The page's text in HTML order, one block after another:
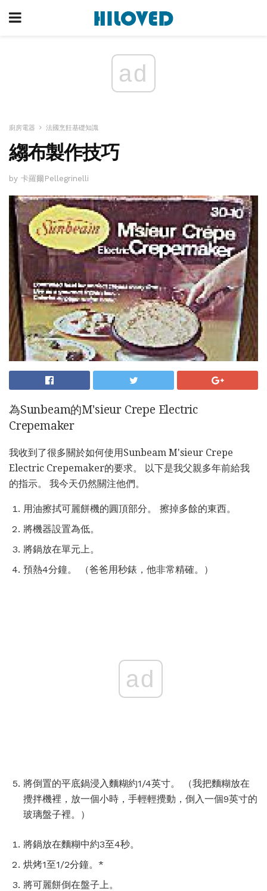
ad
廚房電器 法國烹飪基礎知識
縐布製作技巧
by 卡羅爾Pellegrinelli
為Sunbeam的M'sieur Crepe Electric
Crepemaker
我收到了很多關於如何使用Sunbeam M'sieur Crepe
Electric Crepemaker的要求。 以下是我父親多年前給我
的指示。 我今天仍然關注他們。
用油擦拭可麗餅機的圓頂部分。 擦掉多餘的東西。
將機器設置為低。
將鍋放在單元上。
預熱4分鐘。 （爸爸用秒錶，他非常精確。）
ad
將倒置的平底鍋浸入麵糊約1/4英寸。 （我把麵糊放在
攪拌機裡，放一個小時，手輕輕攪動，倒入一個9英寸的
玻璃盤子裡。）
將鍋放在麵糊中約3至4秒。
烘烤1至1/2分鐘。*
將可麗餅倒在盤子上。